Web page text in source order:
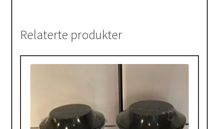
Relaterte produkter